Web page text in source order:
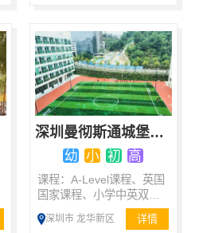
深圳曼彻斯通城堡学校
幼 小 初 高
课程：A-Level课程、英国
国家课程、小学中英双语
课程、双语国际课程
深圳市 龙华新区 详情